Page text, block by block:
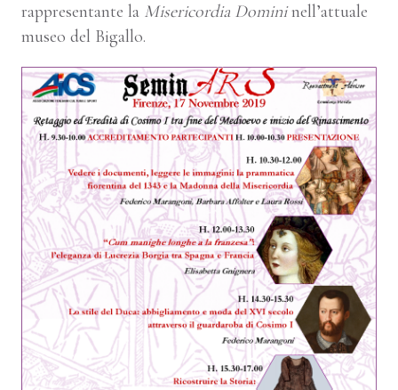
rappresentante la Misericordia Domininell’attuale
museo del Bigallo.